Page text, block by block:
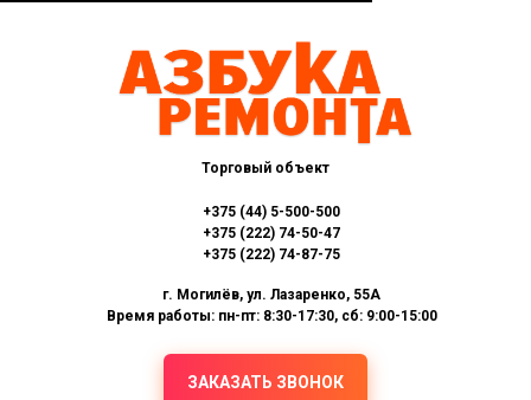
Торговый объект
+375 (44) 5-500-500
+375 (222) 74-50-47
+375 (222) 74-87-75
г. Могилёв, ул. Лазаренко, 55А
Время работы: пн-пт: 8:30-17:30, сб: 9:00-15:00
ЗАКАЗАТЬ ЗВОНОК